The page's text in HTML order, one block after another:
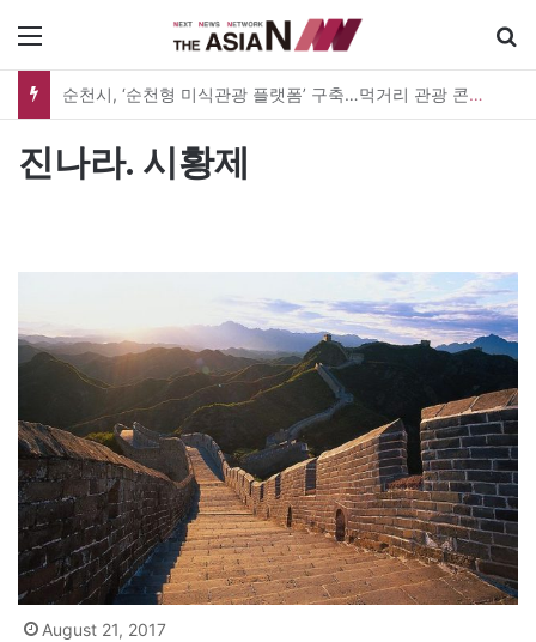
순천시, ‘순천형 미식관광 플랫폼’ 구축…먹거리 관광 콘텐츠 본격 육성
진나라. 시황제
August 21, 2017